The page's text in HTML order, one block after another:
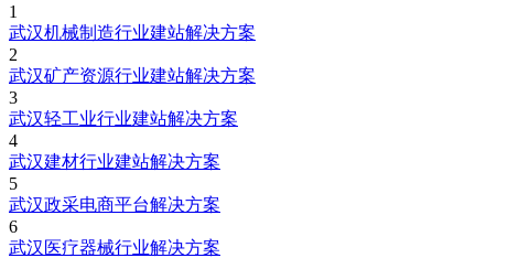
1
武汉机械制造行业建站解决方案
2
武汉矿产资源行业建站解决方案
3
武汉轻工业行业建站解决方案
4
武汉建材行业建站解决方案
5
武汉政采电商平台解决方案
6
武汉医疗器械行业解决方案